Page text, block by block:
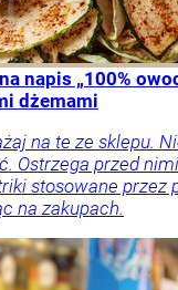
napis „100%
dżemami
na te ze sklepu.
Ostrzega przed
stosowane przez
na zakupach.